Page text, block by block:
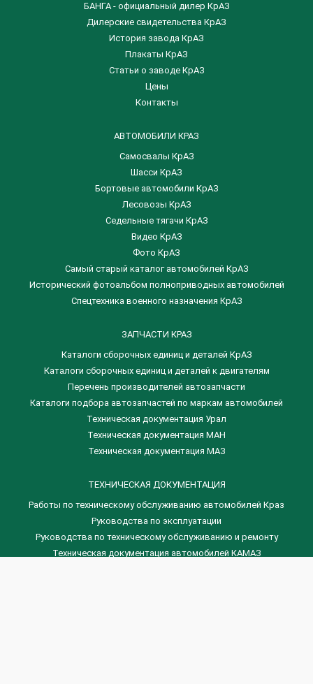
БАНГА - официальный дилер КрАЗ
Дилерские свидетельства КрАЗ
История завода КрАЗ
Плакаты КрАЗ
Статьи о заводе КрАЗ
Цены
Контакты
АВТОМОБИЛИ КРАЗ
Самосвалы КрАЗ
Шасси КрАЗ
Бортовые автомобили КрАЗ
Лесовозы КрАЗ
Седельные тягачи КрАЗ
Видео КрАЗ
Фото КрАЗ
Самый старый каталог автомобилей КрАЗ
Исторический фотоальбом полноприводных автомобилей
Спецтехника военного назначения КрАЗ
ЗАПЧАСТИ КРАЗ
Каталоги сборочных единиц и деталей КрАЗ
​Каталоги сборочных единиц и деталей к двигателям
Перечень производителей автозапчасти
Каталоги подбора автозапчастей по маркам автомобилей
Техническая документация Урал
Техническая документация МАН
Техническая документация МАЗ
ТЕХНИЧЕСКАЯ ДОКУМЕНТАЦИЯ
Работы по техническому обслуживанию автомобилей Краз
Руководства по эксплуатации
Руководства по техническому обслуживанию и ремонту
Техническая документация автомобилей КАМАЗ